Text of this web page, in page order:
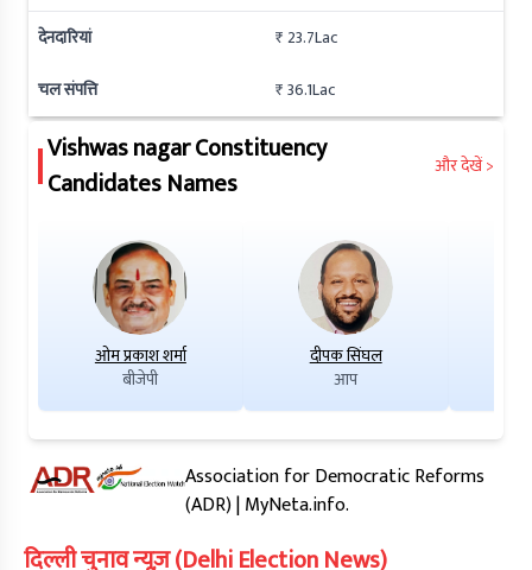
देनदारियां
₹ 23.7Lac
चल संपत्ति
₹ 36.1Lac
Vishwas nagarConstituency
Candidates Names
और देखें >
ओम प्रकाश शर्मा
बीजेपी
दीपक सिंघल
आप
Association for Democratic Reforms
(ADR) | MyNeta.info.
दिल्ली चुनाव न्यूज़ (Delhi Election News)